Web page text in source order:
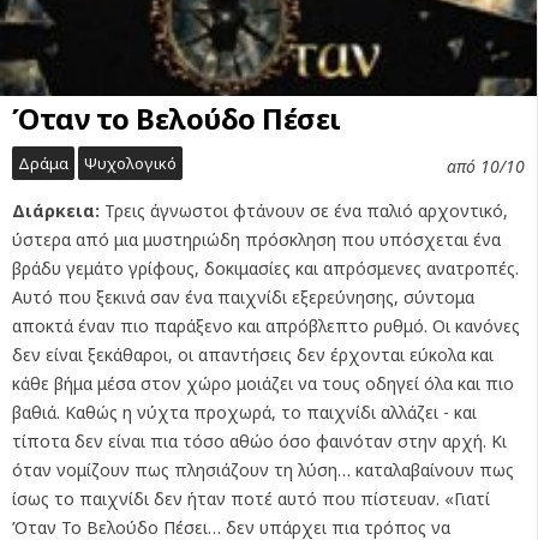
Όταν το Βελούδο Πέσει
Δράμα Ψυχολογικό
από 10/10
Διάρκεια: Τρεις άγνωστοι φτάνουν σε ένα παλιό αρχοντικό,
ύστερα από μια μυστηριώδη πρόσκληση που υπόσχεται ένα
βράδυ γεμάτο γρίφους, δοκιμασίες και απρόσμενες ανατροπές.
Αυτό που ξεκινά σαν ένα παιχνίδι εξερεύνησης, σύντομα
αποκτά έναν πιο παράξενο και απρόβλεπτο ρυθμό. Οι κανόνες
δεν είναι ξεκάθαροι, οι απαντήσεις δεν έρχονται εύκολα και
κάθε βήμα μέσα στον χώρο μοιάζει να τους οδηγεί όλα και πιο
βαθιά. Καθώς η νύχτα προχωρά, το παιχνίδι αλλάζει - και
τίποτα δεν είναι πια τόσο αθώο όσο φαινόταν στην αρχή. Κι
όταν νομίζουν πως πλησιάζουν τη λύση… καταλαβαίνουν πως
ίσως το παιχνίδι δεν ήταν ποτέ αυτό που πίστευαν. «Γιατί
Όταν Το Βελούδο Πέσει… δεν υπάρχει πια τρόπος να